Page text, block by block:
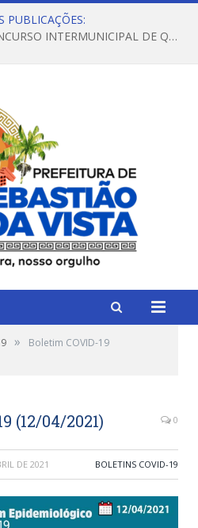
PUBLICAÇÕES:
REGULAMENTO DO X CONCURSO INTERMUNICIPAL DE QUADRILHAS JUNINAS – 2026 – ARRAIÁ DA VENEZA
»
Boletim COVID-19
(12/04/2021) 0
DE 2021 BOLETINS COVID-19